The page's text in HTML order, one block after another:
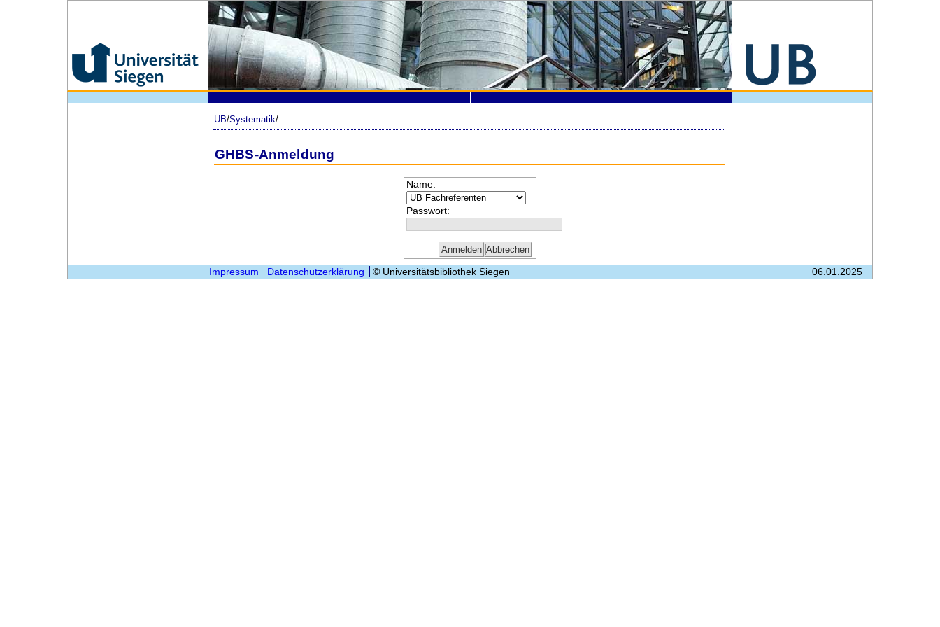
UB/Systematik/
GHBS-Anmeldung
Name:
Passwort:
Impressum Datenschutzerklärung © Universitätsbibliothek Siegen 06.01.2025